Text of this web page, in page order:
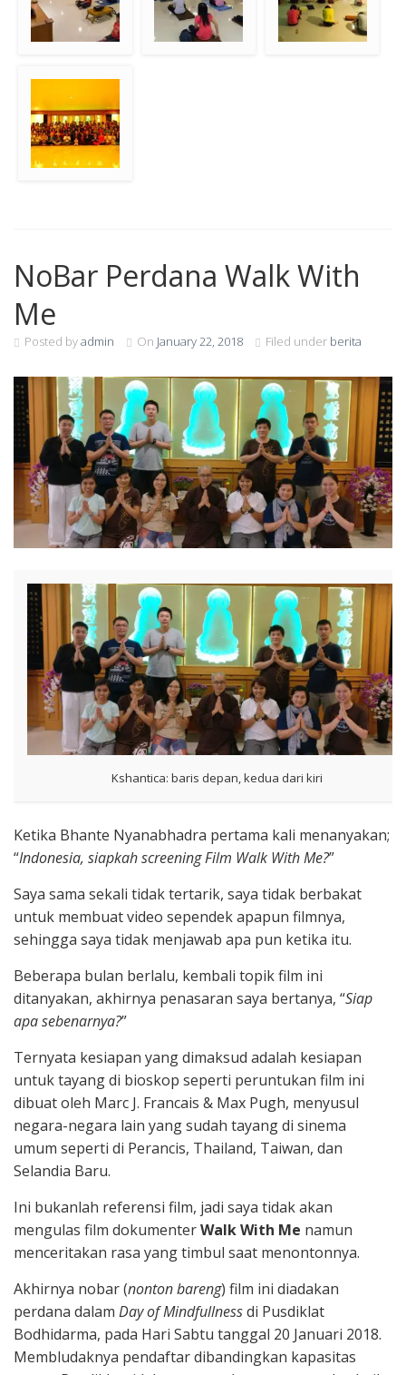
NoBar Perdana Walk With
Me
Posted byadmin On January 22, 2018 Filed under berita
Kshantica: baris depan, kedua dari kiri
Ketika Bhante Nyanabhadra pertama kali menanyakan;
“Indonesia, siapkah screening Film Walk With Me?”
Saya sama sekali tidak tertarik, saya tidak berbakat
untuk membuat video sependek apapun filmnya,
sehingga saya tidak menjawab apa pun ketika itu.
Beberapa bulan berlalu, kembali topik film ini
ditanyakan, akhirnya penasaran saya bertanya, “Siap
apa sebenarnya?”
Ternyata kesiapan yang dimaksud adalah kesiapan
untuk tayang di bioskop seperti peruntukan film ini
dibuat oleh Marc J. Francais & Max Pugh, menyusul
negara-negara lain yang sudah tayang di sinema
umum seperti di Perancis, Thailand, Taiwan, dan
Selandia Baru.
Ini bukanlah referensi film, jadi saya tidak akan
mengulas film dokumenterWalk With Me namun
menceritakan rasa yang timbul saat menontonnya.
Akhirnya nobar (nonton bareng) film ini diadakan
perdana dalam Day of Mindfullnessdi Pusdiklat
Bodhidarma, pada Hari Sabtu tanggal 20 Januari 2018.
Membludaknya pendaftar dibandingkan kapasitas